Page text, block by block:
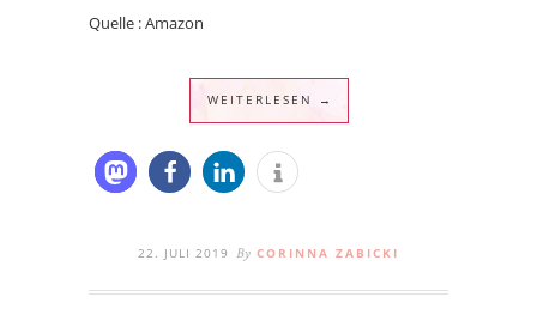
Quelle : Amazon
WEITERLESEN →
22. JULI 2019 By CORINNA ZABICKI